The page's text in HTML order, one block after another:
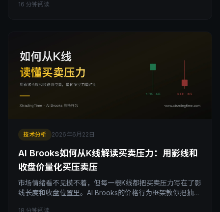
区间交易里真正有盈亏比的四类机会和边缘交易法。
16 分钟阅读
技术分析 2026年6月22日
Al Brooks如何从K线解读买卖压力：用影线和
收盘价量化买压卖压
市场情绪看不见摸不着，但每一根K线都把买卖压力写在了影
线长度和收盘位置里。Al Brooks的价格行为框架教你把抽象
18 分钟阅读